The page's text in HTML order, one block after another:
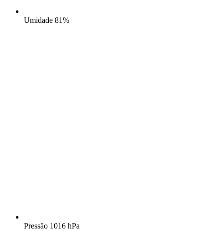
Umidade 81%
Pressão 1016 hPa